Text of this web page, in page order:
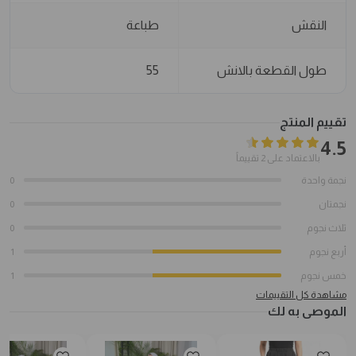
النقش طباعة
طول القطعة بالانش 55
تقييم المنتج
4.5بالاعتماد على 2 تقييماً
نجمة واحدة
0
نجمتان 0
ثلاث نجوم 0
أربع نجوم 1
خمس نجوم
1
مشاهدة كل التقييمات
الموصى به لك